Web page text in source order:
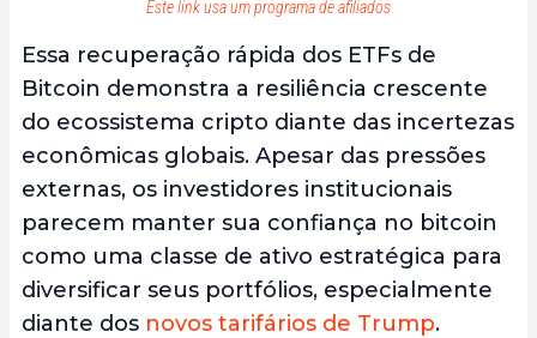
Este link usa um programa de afiliados
Essa recuperação rápida dos ETFs de
Bitcoin demonstra a resiliência crescente
do ecossistema cripto diante das incertezas
econômicas globais. Apesar das pressões
externas, os investidores institucionais
parecem manter sua confiança no bitcoin
como uma classe de ativo estratégica para
diversificar seus portfólios, especialmente
diante dos novos tarifários de Trump.